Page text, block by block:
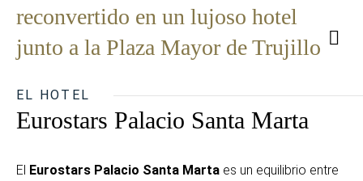
reconvertido en un lujoso hotel
junto a la Plaza Mayor de Trujillo
EL HOTEL
Eurostars Palacio Santa Marta
El Eurostars Palacio Santa Marta es un equilibrio entre